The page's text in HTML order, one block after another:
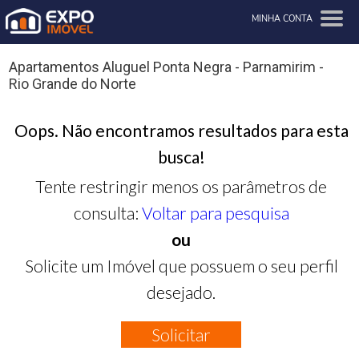
MINHA CONTA
Apartamentos Aluguel Ponta Negra - Parnamirim -
Rio Grande do Norte
Oops. Não encontramos resultados para esta
busca!
Tente restringir menos os parâmetros de
consulta: Voltar para pesquisa
ou
Solicite um Imóvel que possuem o seu perfil
desejado.
Solicitar